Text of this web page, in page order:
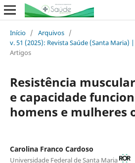
Início / Arquivos /
v. 51 (2025): Revista Saúde (Santa
Artigos
Resistência
e capacidade
homens e mulheres
Carolina Franco Cardoso
Universidade Federal de Santa Maria